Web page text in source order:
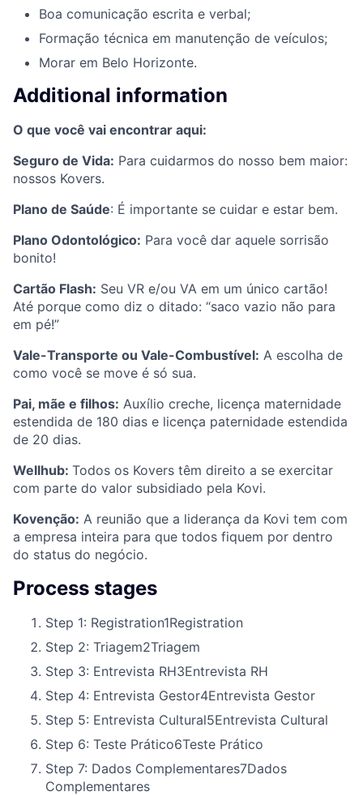
Boa comunicação escrita e verbal;
Formação técnica em manutenção de veículos;
Morar em Belo Horizonte.
Additional information
O que você vai encontrar aqui:
Seguro de Vida: Para cuidarmos do nosso bem maior:
nossos Kovers.
Plano de Saúde: É importante se cuidar e estar bem.
Plano Odontológico: Para você dar aquele sorrisão
bonito!
Cartão Flash: Seu VR e/ou VA em um único cartão!
Até porque como diz o ditado: “saco vazio não para
em pé!”
Vale-Transporte ou Vale-Combustível: A escolha de
como você se move é só sua.
Pai, mãe e filhos: Auxílio creche, licença maternidade
estendida de 180 dias e licença paternidade estendida
de 20 dias.
Wellhub: Todos os Kovers têm direito a se exercitar
com parte do valor subsidiado pela Kovi.
Kovenção: A reunião que a liderança da Kovi tem com
a empresa inteira para que todos fiquem por dentro
do status do negócio.
Process stages
Step 1: Registration1Registration
Step 2: Triagem2Triagem
Step 3: Entrevista RH3Entrevista RH
Step 4: Entrevista Gestor4Entrevista Gestor
Step 5: Entrevista Cultural5Entrevista Cultural
Step 6: Teste Prático6Teste Prático
Step 7: Dados Complementares7Dados
Complementares